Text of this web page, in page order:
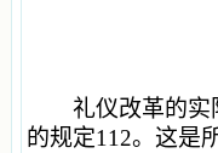
礼仪改革的实际
的规定112。这是